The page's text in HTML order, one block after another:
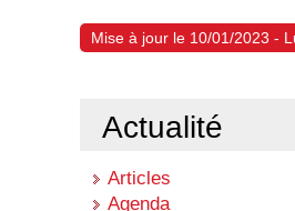
Mise à jour le 10/01/2023 -
Actualité
Articles
Agenda